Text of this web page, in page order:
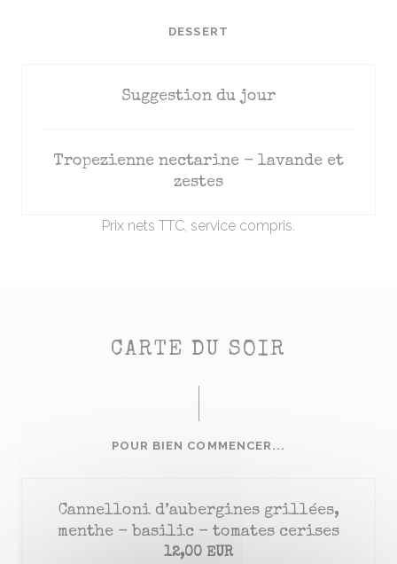
DESSERT
Suggestion du jour
Tropezienne nectarine - lavande et
zestes
Prix nets TTC, service compris.
CARTE DU SOIR
POUR BIEN COMMENCER...
Cannelloni d’aubergines grillées,
menthe - basilic - tomates cerises
12,00 EUR